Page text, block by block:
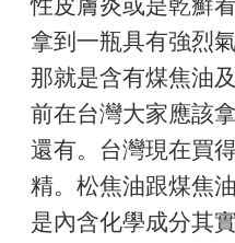
拿到一瓶具有強烈
那就是含有煤焦油
前在台灣大家應該
還有。台灣現在買
精。松焦油跟煤焦
是內含化學成分其